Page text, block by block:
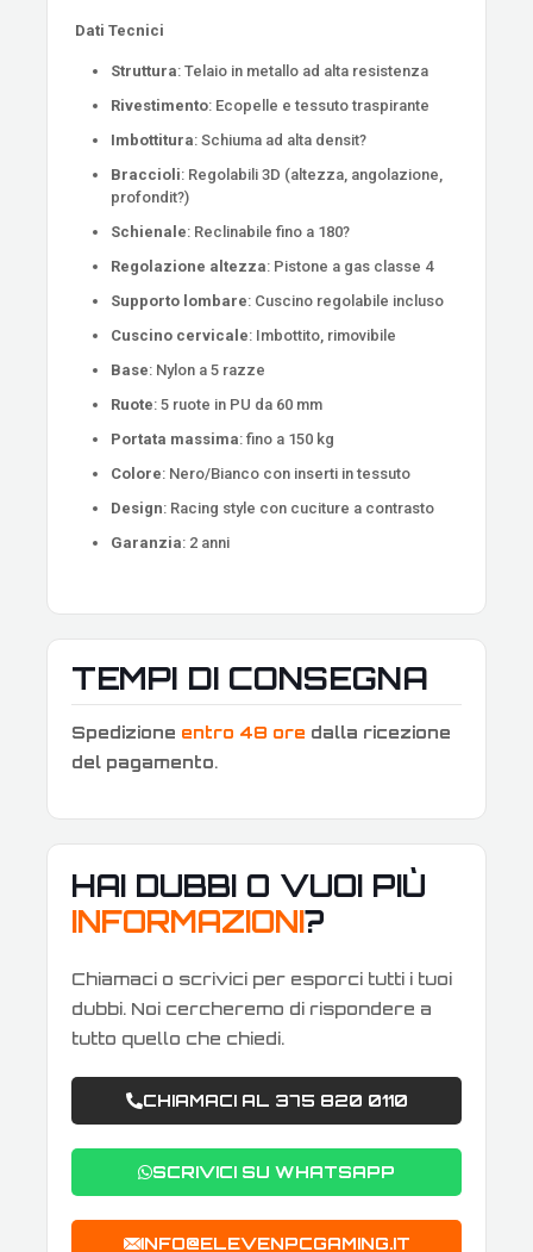
Dati Tecnici
Struttura: Telaio in metallo ad alta resistenza
Rivestimento: Ecopelle e tessuto traspirante
Imbottitura: Schiuma ad alta densit?
Braccioli: Regolabili 3D (altezza, angolazione,
profondit?)
Schienale: Reclinabile fino a 180?
Regolazione altezza: Pistone a gas classe 4
Supporto lombare: Cuscino regolabile incluso
Cuscino cervicale: Imbottito, rimovibile
Base: Nylon a 5 razze
Ruote: 5 ruote in PU da 60 mm
Portata massima: fino a 150 kg
Colore: Nero/Bianco con inserti in tessuto
Design: Racing style con cuciture a contrasto
Garanzia: 2 anni
TEMPI DI CONSEGNA
Spedizione entro 48 ore dalla ricezione
del pagamento.
HAI DUBBI O VUOI PIÙ
INFORMAZIONI?
Chiamaci o scrivici per esporci tutti i tuoi
dubbi. Noi cercheremo di rispondere a
tutto quello che chiedi.
CHIAMACI AL 375 820 0110
SCRIVICI SU WHATSAPP
INFO@ELEVENPCGAMING.IT